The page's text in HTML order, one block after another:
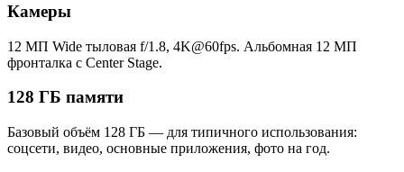
Камеры
12 МП Wide тыловая f/1.8, 4K@60fps. Альбомная 12 МП
фронталка с Center Stage.
128 ГБ памяти
Базовый объём 128 ГБ — для типичного использования:
соцсети, видео, основные приложения, фото на год.